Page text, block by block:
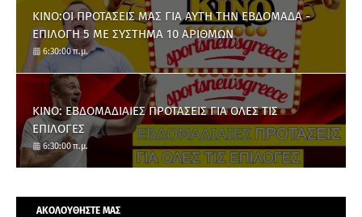
ΚΙΝΟ:ΟΙ ΠΡΟΤΑΣΕΙΣ ΜΑΣ ΓΙΑ ΑΥΤΗ ΤΗΝ ΕΒΔΟΜΑΔΑ -
ΕΠΙΛΟΓΗ 5 ΜΕ ΣΥΣΤΗΜΑ 10 ΑΡΙΘΜΩΝ
6:30:00 π.μ.
ΚΙΝΟ: ΕΒΔΟΜΑΔΙΑΙΕΣ ΠΡΟΤΑΣΕΙΣ ΓΙΑ ΟΛΕΣ ΤΙΣ
ΕΠΙΛΟΓΕΣ
6:30:00 π.μ.
ΑΚΟΛΟΥΘΗΣΤΕ ΜΑΣ